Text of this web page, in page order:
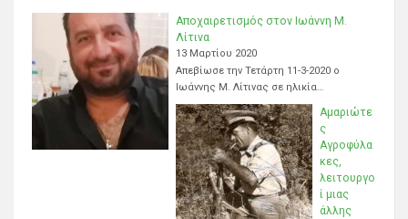
Αποχαιρετισμός στον Ιωάννη Μ.
Λίτινα
13 Μαρτίου 2020
Απεβίωσε την Τετάρτη 11-3-2020 ο
Ιωάννης Μ. Λίτινας σε ηλικία…
Αμαριώτε
ς
Αγροφύλα
κες,
λειτουργο
ί μιας
άλλης